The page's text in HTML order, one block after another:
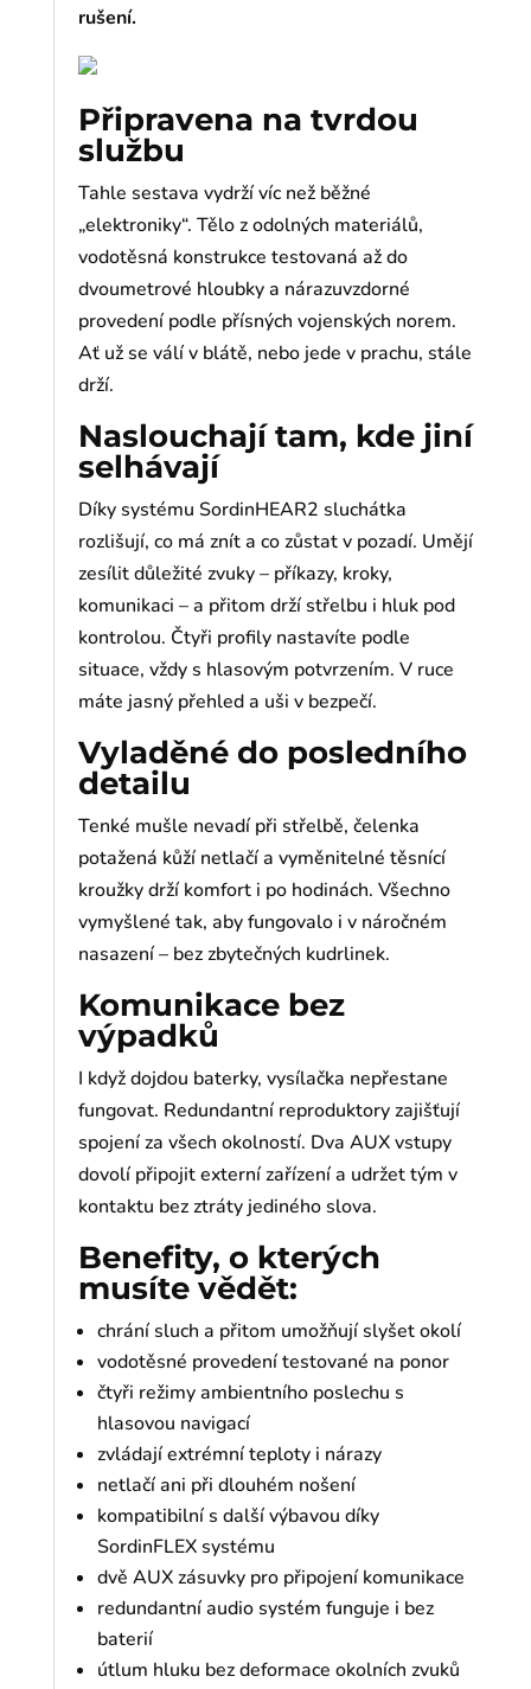
rušení.
Připravena na tvrdou
službu
Tahle sestava vydrží víc než běžné
„elektroniky“. Tělo z odolných materiálů,
vodotěsná konstrukce testovaná až do
dvoumetrové hloubky a nárazuvzdorné
provedení podle přísných vojenských norem.
Ať už se válí v blátě, nebo jede v prachu, stále
drží.
Naslouchají tam, kde jiní
selhávají
Díky systému SordinHEAR2 sluchátka
rozlišují, co má znít a co zůstat v pozadí. Umějí
zesílit důležité zvuky – příkazy, kroky,
komunikaci – a přitom drží střelbu i hluk pod
kontrolou. Čtyři profily nastavíte podle
situace, vždy s hlasovým potvrzením. V ruce
máte jasný přehled a uši v bezpečí.
Vyladěné do posledního
detailu
Tenké mušle nevadí při střelbě, čelenka
potažená kůží netlačí a vyměnitelné těsnící
kroužky drží komfort i po hodinách. Všechno
vymyšlené tak, aby fungovalo i v náročném
nasazení – bez zbytečných kudrlinek.
Komunikace bez
výpadků
I když dojdou baterky, vysílačka nepřestane
fungovat. Redundantní reproduktory zajišťují
spojení za všech okolností. Dva AUX vstupy
dovolí připojit externí zařízení a udržet tým v
kontaktu bez ztráty jediného slova.
Benefity, o kterých
musíte vědět:
chrání sluch a přitom umožňují slyšet okolí
vodotěsné provedení testované na ponor
čtyři režimy ambientního poslechu s
hlasovou navigací
zvládají extrémní teploty i nárazy
netlačí ani při dlouhém nošení
kompatibilní s další výbavou díky
SordinFLEX systému
dvě AUX zásuvky pro připojení komunikace
redundantní audio systém funguje i bez
baterií
útlum hluku bez deformace okolních zvuků